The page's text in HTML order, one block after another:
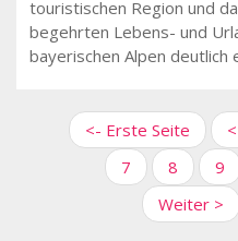
touristischen Region und
begehrten Lebens- und
bayerischen Alpen deutlich
SEITENNUMMERIERUNG
Erste
Seite
<- Erste Seite
Page
7
Aktuelle
Seite
8 9
Nächste
Seite
Weiter >